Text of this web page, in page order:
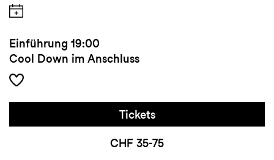
Einführung 19:00
Cool Down im Anschluss
Tickets
CHF 35-75